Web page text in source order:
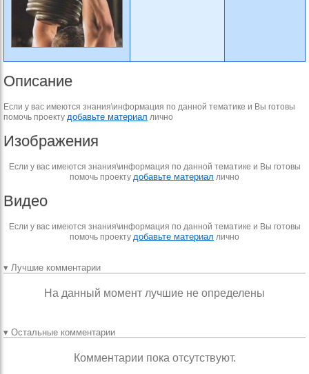
Описание
Если у вас имеются знания\информация по данной тематике и Вы готовы
помочь проекту добавьте материал лично
Изображения
Если у вас имеются знания\информация по данной тематике и Вы готовы
помочь проекту добавьте материал лично
Видео
Если у вас имеются знания\информация по данной тематике и Вы готовы
помочь проекту добавьте материал лично
▾ Лучшие комментарии
На данный момент лучшие не определены
▾ Остальные комментарии
Комментарии пока отсутствуют.